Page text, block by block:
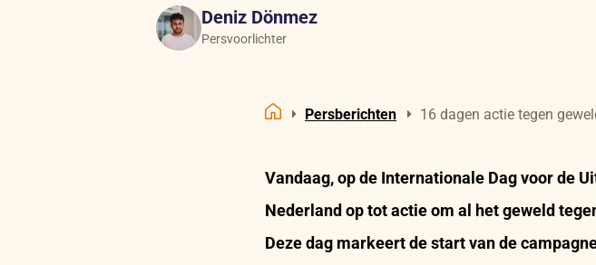
Deniz Dönmez
Persvoorlichter
Persberichten 16 dagen actie tegen
Vandaag, op de Internationale Dag voor de
Nederland op tot actie om al het geweld
Deze dag markeert de start van de